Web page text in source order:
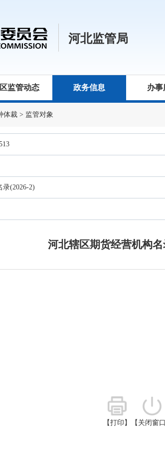
河北监管局
监管动态 政务信息 办事
体裁 > 监管对象
(2026-2)
河北辖区期货经营机构名
【打印】 【关闭窗口